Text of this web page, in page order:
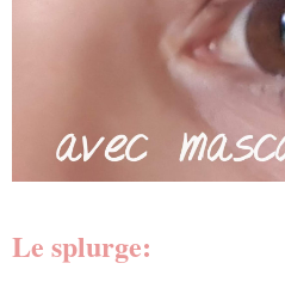
Le splurge: